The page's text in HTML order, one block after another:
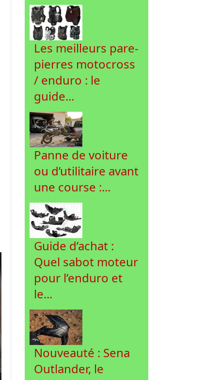
Les meilleurs pare-
pierres motocross
/ enduro : le
guide...
Panne de voiture
ou d’utilitaire avant
une course :...
Guide d’achat :
Quel sabot moteur
pour l’enduro et
le...
Nouveauté : Sena
Outlander, le